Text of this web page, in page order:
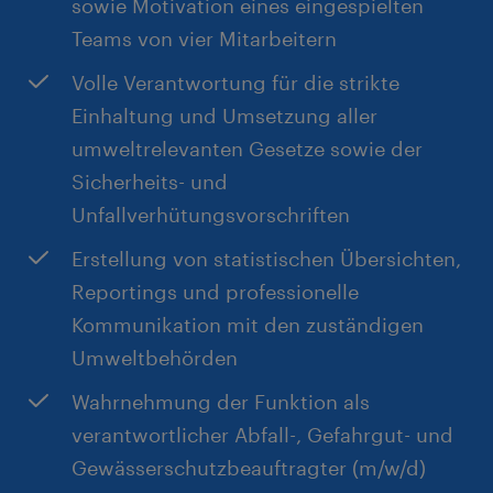
ausgeprägte Team- und
Kommunikationsfähigkeit und Belastbarkeit
sowie Motivation eines eingespielten
Teams von vier Mitarbeitern
Volle Verantwortung für die strikte
Einhaltung und Umsetzung aller
umweltrelevanten Gesetze sowie der
Sicherheits- und
Unfallverhütungsvorschriften
Erstellung von statistischen Übersichten,
Reportings und professionelle
Kommunikation mit den zuständigen
Umweltbehörden
Wahrnehmung der Funktion als
verantwortlicher Abfall-, Gefahrgut- und
Gewässerschutzbeauftragter (m/w/d)